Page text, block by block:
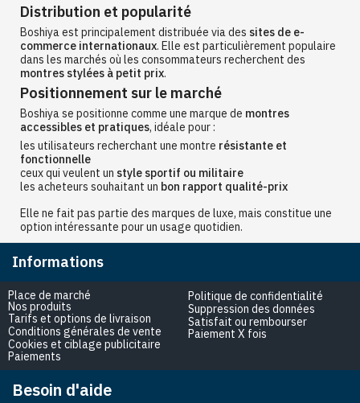
Distribution et popularité
Boshiya est principalement distribuée via des sites de e-
commerce internationaux. Elle est particulièrement populaire
dans les marchés où les consommateurs recherchent des
montres stylées à petit prix.
Positionnement sur le marché
Boshiya se positionne comme une marque de montres
accessibles et pratiques, idéale pour :
les utilisateurs recherchant une montre résistante et
fonctionnelle
ceux qui veulent un style sportif ou militaire
les acheteurs souhaitant un bon rapport qualité-prix
Elle ne fait pas partie des marques de luxe, mais constitue une
option intéressante pour un usage quotidien.
Informations
Place de marché
Nos produits
Tarifs et options de livraison
Conditions générales de vente
Cookies et ciblage publicitaire
Paiements
Politique de confidentialité
Suppression des données
Satisfait ou rembourser
Paiement X fois
Besoin d'aide